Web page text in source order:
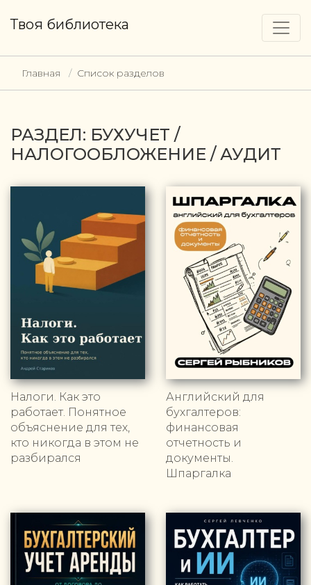
Твоя библиотека
Главная Список разделов
РАЗДЕЛ: БУХУЧЕТ /
НАЛОГООБЛОЖЕНИЕ / АУДИТ
Налоги. Как это
работает. Понятное
объяснение для тех,
кто никогда в этом не
разбирался
Английский для
бухгалтеров:
финансовая
отчетность и
документы.
Шпаргалка